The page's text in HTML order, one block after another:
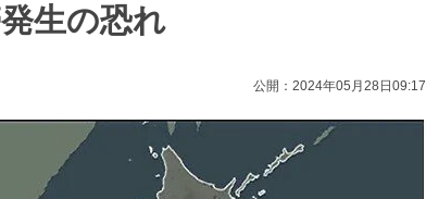
生の恐れ
公開：2024年05月28日09:17